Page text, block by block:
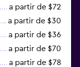
a partir de $72
a partir de $30
a partir de $36
a partir de $70
a partir de $78